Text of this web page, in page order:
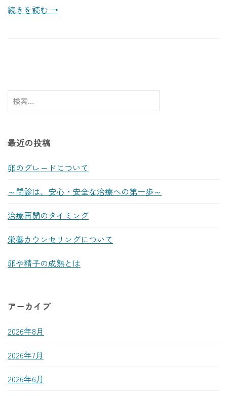
続きを読む →
検
索:
最近の投稿
卵のグレードについて
～問診は、安心・安全な治療への第一歩～
治療再開のタイミング
栄養カウンセリングについて
卵や精子の成熟とは
アーカイブ
2026年8月
2026年7月
2026年6月